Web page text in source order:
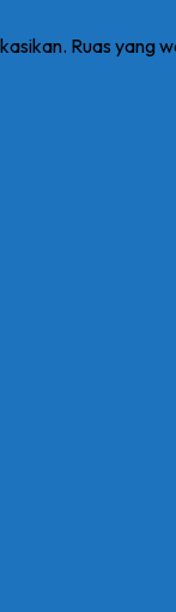
Ruas yang